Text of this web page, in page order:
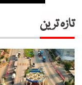
تازہ ترین